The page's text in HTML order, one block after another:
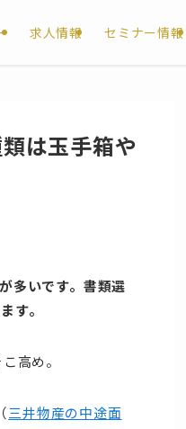
求人情報 セミナー情報
は玉手箱や
多いです。書類選
す。
高め。
（三井物産の中途面